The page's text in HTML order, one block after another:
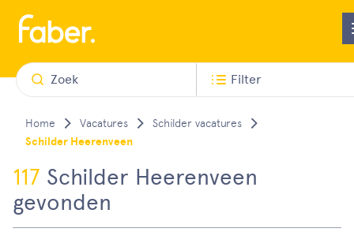
Zoek Filter
Vacatures Schilder vacatures
Schilder Heerenveen
117 Schilder Heerenveen
gevonden